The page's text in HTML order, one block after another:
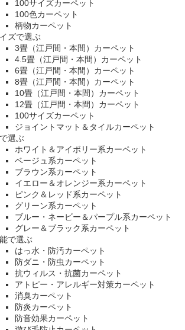
100サイズカーペット
100色カーペット
柄物カーペット
ズで選ぶ
3畳（江戸間・本間）カーペット
4.5畳（江戸間・本間）カーペット
6畳（江戸間・本間）カーペット
8畳（江戸間・本間）カーペット
10畳（江戸間・本間）カーペット
12畳（江戸間・本間）カーペット
100サイズカーペット
ジョイントマット＆タイルカーペット
選ぶ
ホワイト＆アイボリー系カーペット
ベージュ系カーペット
ブラウン系カーペット
イエロー＆オレンジー系カーペット
ピンク＆レッド系カーペット
グリーン系カーペット
ブルー・ネービー＆パープル系カーペット
グレー＆ブラック系カーペット
で選ぶ
はっ水・防汚カーペット
防ダニ・防虫カーペット
抗ウィルス・抗菌カーペット
アトピー・アレルギー対策カーペット
消臭カーペット
防炎カーペット
防音効果カーペット